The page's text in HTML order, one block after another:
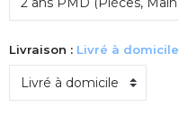
Livraison : Livré à domicile